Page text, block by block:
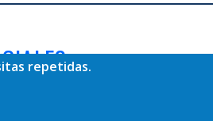
repetidas.